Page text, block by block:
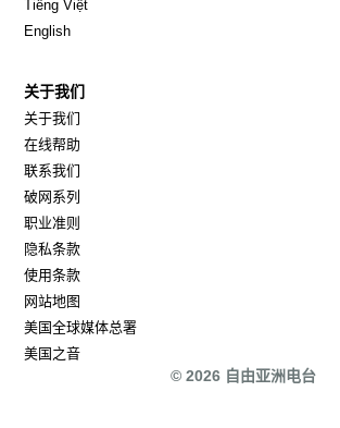
Tiếng Việt
English
关于我们
关于我们
在线帮助
联系我们
破网系列
职业准则
隐私条款
使用条款
网站地图
美国全球媒体总署
美国之音
© 2026 自由亚洲电台